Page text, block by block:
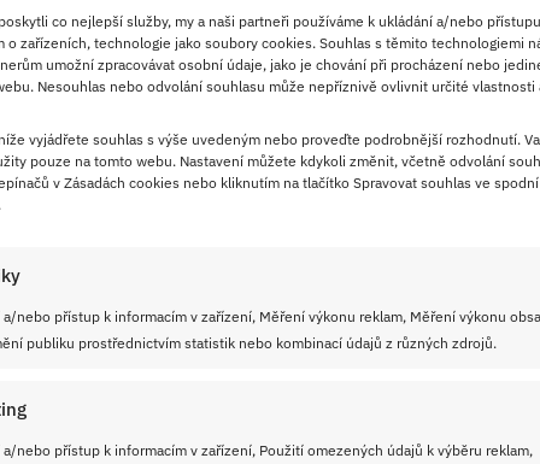
co nejlepší služby, my a naši partneři používáme k ukládání a/nebo
o zařízeních, technologie jako soubory cookies. Souhlas s těmito technologiemi
umožní zpracovávat osobní údaje, jako je chování při procházení nebo
Nesouhlas nebo odvolání souhlasu může nepříznivě ovlivnit určité vlastnosti
vyjádřete souhlas s výše uvedeným nebo proveďte podrobnější rozhodnutí.
pouze na tomto webu. Nastavení můžete kdykoli změnit, včetně odvolání
v Zásadách cookies nebo kliknutím na tlačítko Spravovat souhlas ve
a/nebo přístup k informacím v zařízení, Měření výkonu reklam, Měření výkonu
publiku prostřednictvím statistik nebo kombinací údajů z různých zdrojů.
a/nebo přístup k informacím v zařízení, Použití omezených údajů k výběru reklam,